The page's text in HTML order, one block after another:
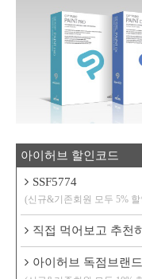
아이허브 할인코드
SSF5774
(신규&기존회원 모두 5%
직접 먹어보고 추천
아이허브 독점브랜드